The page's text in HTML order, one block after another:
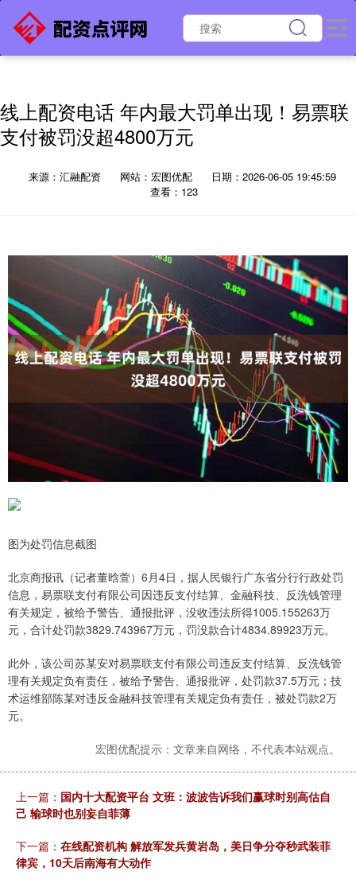
线上配资电话 年内最大罚单出现！易票联
支付被罚没超4800万元
来源：汇融配资 网站：宏图优配
日期：2026-06-05 19:45:59
查看：123
图为处罚信息截图
北京商报讯（记者董晗萱）6月4日，据人民银行广东省分行行政处罚
信息，易票联支付有限公司因违反支付结算、金融科技、反洗钱管理
有关规定，被给予警告、通报批评，没收违法所得1005.155263万
元，合计处罚款3829.743967万元，罚没款合计4834.89923万元。
此外，该公司苏某安对易票联支付有限公司违反支付结算、反洗钱管
理有关规定负有责任，被给予警告、通报批评，处罚款37.5万元；技
术运维部陈某对违反金融科技管理有关规定负有责任，被处罚款2万
元。
宏图优配提示：文章来自网络，不代表本站观点。
上一篇： 国内十大配资平台 文班：波波告诉我们赢球时别高估自
己 输球时也别妄自菲薄
下一篇： 在线配资机构 解放军发兵黄岩岛，美日争分夺秒武装菲
律宾，10天后南海有大动作